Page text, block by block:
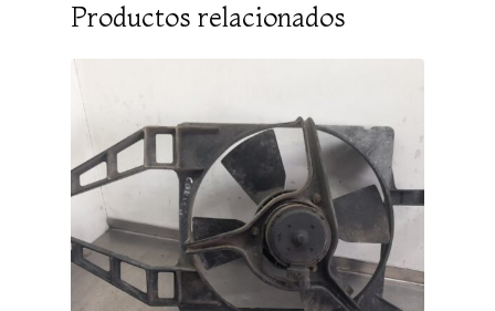
Productos relacionados